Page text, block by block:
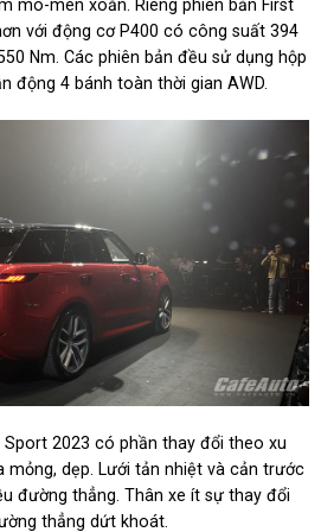
mô-men xoắn. Riêng phiên bản First
với động cơ P400 có công suất 394
Nm. Các phiên bản đều sử dụng hộp
động 4 bánh toàn thời gian AWD.
Sport 2023 có phần thay đổi theo xu
mỏng, dẹp. Lưới tản nhiệt và cản trước
đường thẳng. Thân xe ít sự thay đổi
thẳng dứt khoát.